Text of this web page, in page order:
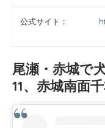
公式サイト：
尾瀬・赤城で
11、赤城南面